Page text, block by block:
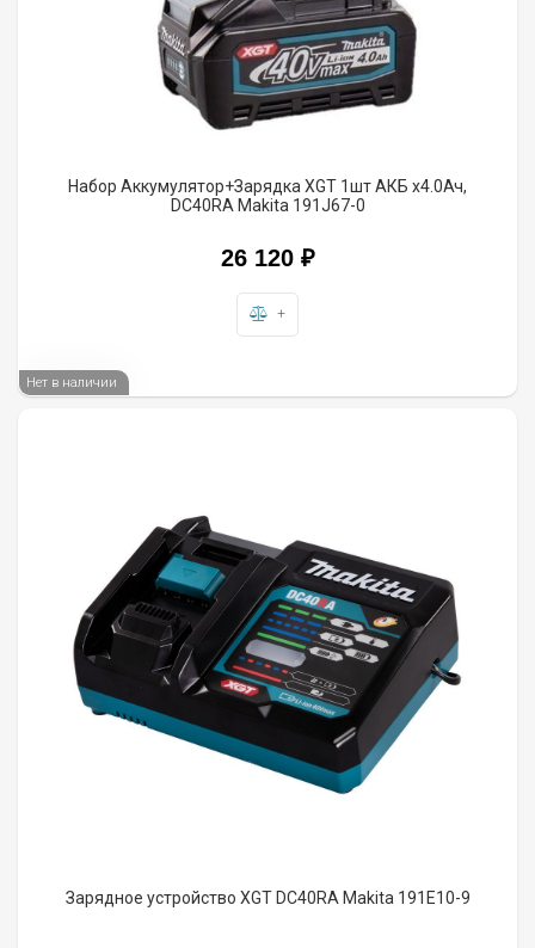
Набор Аккумулятор+Зарядка XGT 1шт АКБ x4.0Ач,
DC40RA Makita 191J67-0
26 120 ₽
+
Нет в наличии
Зарядное устройство XGT DC40RA Makita 191E10-9